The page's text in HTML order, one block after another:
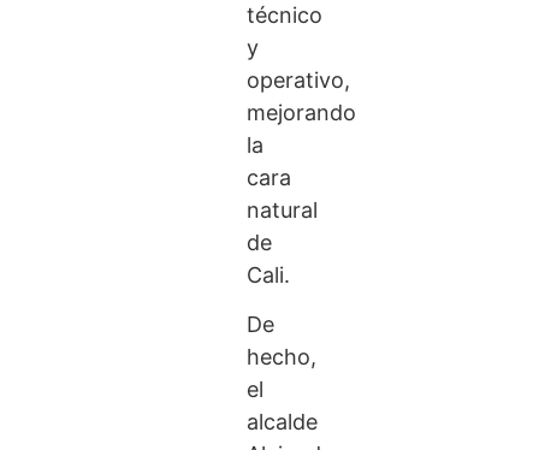
técnico
y
operativo,
mejorando
la
cara
natural
de
Cali.
De
hecho,
el
alcalde